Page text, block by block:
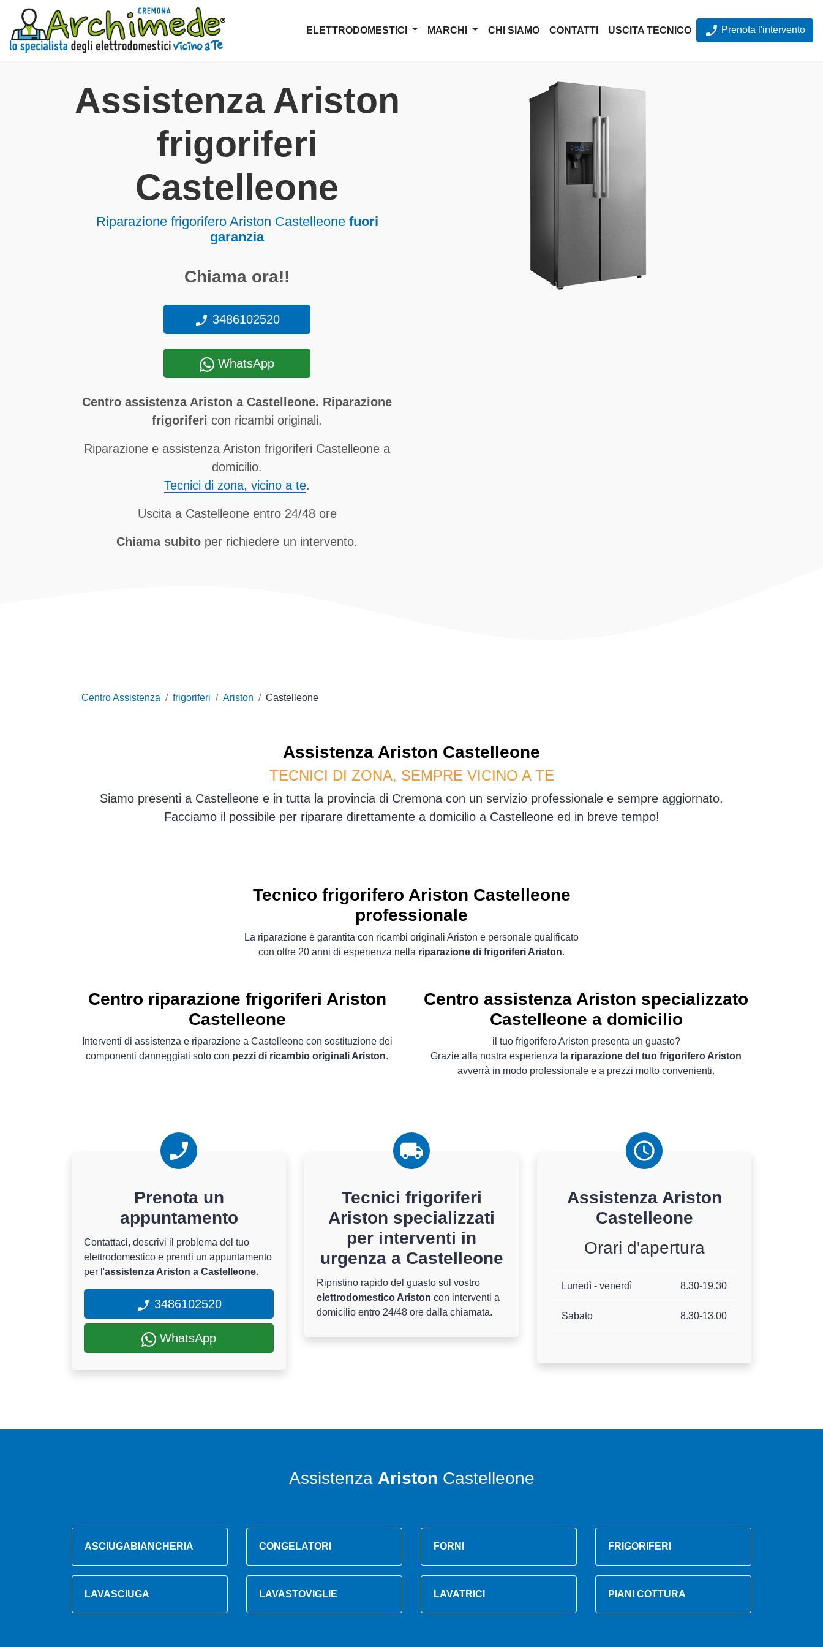
ELETTRODOMESTICI MARCHI CHI SIAMO CONTATTI USCITA TECNICO Prenota l'intervento
Assistenza Ariston
frigoriferi
Castelleone
Riparazione frigorifero Ariston Castelleone fuori
garanzia
Chiama ora!!
3486102520
WhatsApp
Centro assistenza Ariston a Castelleone. Riparazione
frigoriferi con ricambi originali.
Riparazione e assistenza Ariston frigoriferi Castelleone a
domicilio.
Tecnici di zona, vicino a te.
Uscita a Castelleone entro 24/48 ore
Chiama subito per richiedere un intervento.
Centro Assistenza frigoriferi Ariston Castelleone
Assistenza Ariston Castelleone
TECNICI DI ZONA, SEMPRE VICINO A TE
Siamo presenti a Castelleone e in tutta la provincia di Cremona con un servizio professionale e sempre aggiornato.
Facciamo il possibile per riparare direttamente a domicilio a Castelleone ed in breve tempo!
Tecnico frigorifero Ariston Castelleone
professionale
La riparazione è garantita con ricambi originali Ariston e personale qualificato
con oltre 20 anni di esperienza nella riparazione di frigoriferi Ariston.
Centro riparazione frigoriferi Ariston
Castelleone
Interventi di assistenza e riparazione a Castelleone con sostituzione dei
componenti danneggiati solo con pezzi di ricambio originali Ariston.
Centro assistenza Ariston specializzato
Castelleone a domicilio
il tuo frigorifero Ariston presenta un guasto?
Grazie alla nostra esperienza la riparazione del tuo frigorifero Ariston
avverrà in modo professionale e a prezzi molto convenienti.
Prenota un
appuntamento
Contattaci, descrivi il problema del tuo
elettrodomestico e prendi un appuntamento
per l'assistenza Ariston a Castelleone.
3486102520
WhatsApp
Tecnici frigoriferi
Ariston specializzati
per interventi in
urgenza a Castelleone
Ripristino rapido del guasto sul vostro
elettrodomestico Ariston con interventi a
domicilio entro 24/48 ore dalla chiamata.
Assistenza Ariston
Castelleone
Orari d'apertura
Lunedì - venerdì 8.30-19.30
Sabato 8.30-13.00
Assistenza Ariston Castelleone
ASCIUGABIANCHERIA CONGELATORI FORNI FRIGORIFERI
LAVASCIUGA LAVASTOVIGLIE LAVATRICI PIANI COTTURA